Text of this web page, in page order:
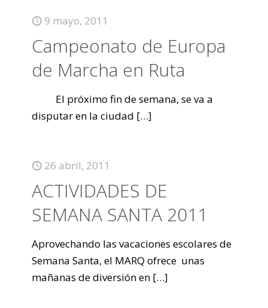
9 mayo, 2011
Campeonato de Europa
de Marcha en Ruta
El próximo fin de semana, se va a
disputar en la ciudad […]
26 abril, 2011
ACTIVIDADES DE
SEMANA SANTA 2011
Aprovechando las vacaciones escolares de
Semana Santa, el MARQ ofrece unas
mañanas de diversión en […]